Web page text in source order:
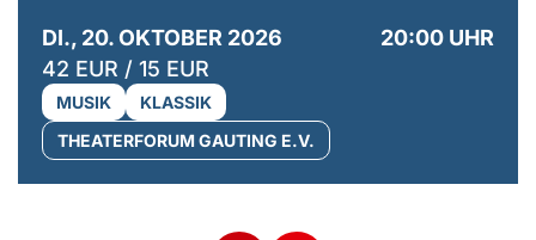
DI., 20. OKTOBER 2026
20:00 UHR
42 EUR / 15 EUR
MUSIK
KLASSIK
THEATERFORUM GAUTING E.V.